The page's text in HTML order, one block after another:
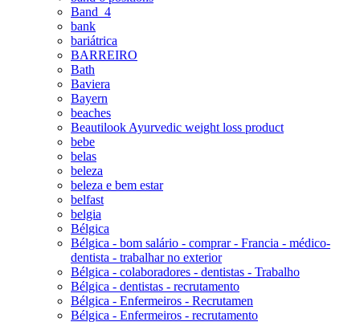
Band_4
bank
bariátrica
BARREIRO
Bath
Baviera
Bayern
beaches
Beautilook Ayurvedic weight loss product
bebe
belas
beleza
beleza e bem estar
belfast
belgia
Bélgica
Bélgica - bom salário - comprar - Francia - médico-
dentista - trabalhar no exterior
Bélgica - colaboradores - dentistas - Trabalho
Bélgica - dentistas - recrutamento
Bélgica - Enfermeiros - Recrutamen
Bélgica - Enfermeiros - recrutamento